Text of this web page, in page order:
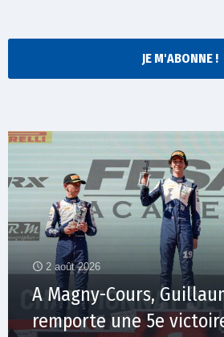
JE M'ABONNE !
2 août 2026
A Magny-Cours,
remporte une 5e